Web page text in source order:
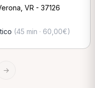
VR - 37126
(45 min · 60,00€)
→